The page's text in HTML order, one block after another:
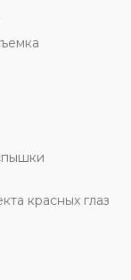
красных глаз